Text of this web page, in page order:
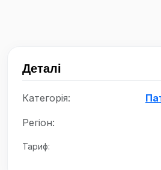
Деталі
Категорія:
Регіон:
Тариф: